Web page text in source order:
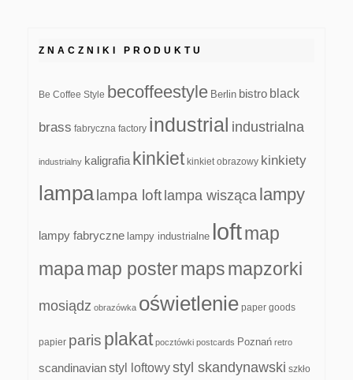
ZNACZNIKI PRODUKTU
Be Coffee Style becoffeestyle Berlin bistro black
brass fabryczna factory industrial industrialna
industrialny kaligrafia kinkiet kinkiet obrazowy kinkiety
lampa lampa loft lampa wisząca lampy
lampy fabryczne lampy industrialne loftmap
mapamap postermapsmapzorki
mosiądz obrazówka oświetlenie paper goods
papier paris plakat pocztówki postcards Poznań retro
scandinavianstyl loftowystyl skandynawski szkło